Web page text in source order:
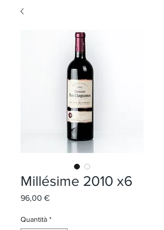
Millésime 2010 x6
96,00 €Prezzo
Quantità *